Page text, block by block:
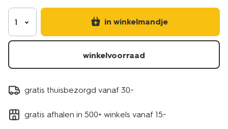
1 in winkelmandje
winkelvoorraad
gratis thuisbezorgd vanaf 30.-
gratis afhalen in 500+ winkels vanaf 15.-